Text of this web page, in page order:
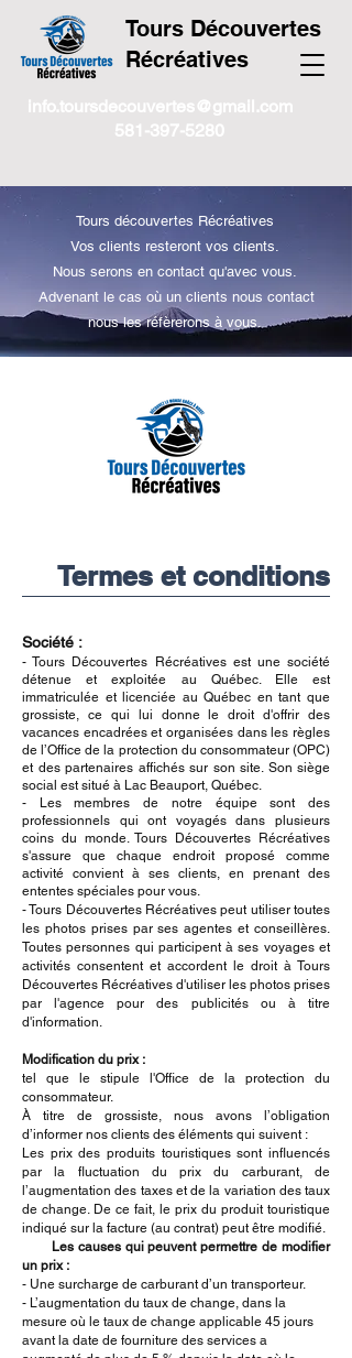
Tours Découvertes
Récréatives
info.toursdecouvertes@gmail.com
581-397-5280
Tours découvertes Récréatives
Vos clients resteront vos clients.
Nous serons en contact qu'avec vous.
Advenant le cas où un clients nous contact
nous les réfèrerons à vous.
Termes et conditions
Société :
- Tours Découvertes Récréativesest une société
détenue et exploitée au Québec. Elle est
immatriculée et licenciée au Québec en tant que
grossiste, ce qui lui donne le droit d'offrir des
vacances encadrées et organisées dans les règles
de l’Office de la protection du consommateur (OPC)
et des partenaires affichés sur son site. Son siège
social est situé à Lac Beauport, Québec.
- Les membres de notre équipe sont des
professionnels qui ont voyagés dans plusieurs
coins du monde. Tours Découvertes Récréatives
s'assure que chaque endroit proposé comme
activité convient à ses clients, en prenant des
ententes spéciales pour vous.
-Tours Découvertes Récréatives peut utiliser toutes
les photos prises par ses agentes et conseillères.
Toutes personnes qui participent à ses voyages et
activités consentent et accordent le droit à Tours
Découvertes Récréatives d'utiliser les photos prises
par l'agence pour des publicités ou à titre
d'information.
Modification du prix :
tel que le stipule l'Office de la protection du
consommateur.
À titre de grossiste, nous avons l’obligation
d’informer nos clients des éléments qui suivent :
Les prix des produits touristiques sont influencés
par la fluctuation du prix du carburant, de
l’augmentation des taxes et de la variation des taux
de change. De ce fait, le prix du produit touristique
indiqué sur la facture (au contrat) peut être modifié.
Les causes qui peuvent permettre de modifier
un prix :
- Une surcharge de carburant d’un transporteur.
- L’augmentation du taux de change, dans la
mesure où le taux de change applicable 45 jours
avant la date de fourniture des services a